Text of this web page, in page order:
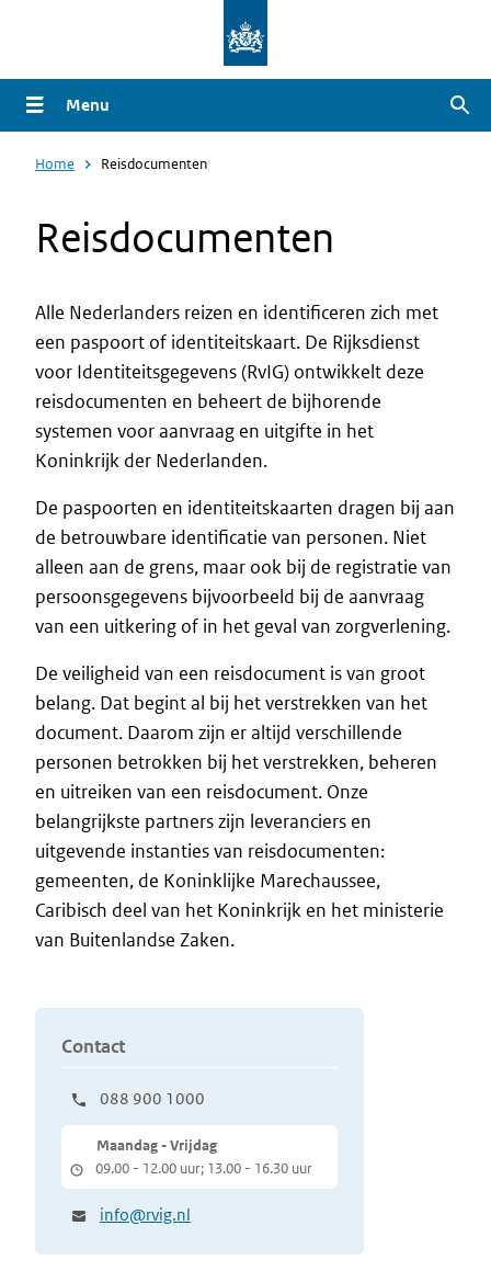
naar
de
gaan
Menu
Home Reisdocumenten
Reisdocumenten
Intro
Alle Nederlanders reizen en identificeren zich met
een paspoort of identiteitskaart. De Rijksdienst
voor Identiteitsgegevens (RvIG) ontwikkelt deze
reisdocumenten en beheert de bijhorende
systemen voor aanvraag en uitgifte in het
Koninkrijk der Nederlanden.
De paspoorten en identiteitskaarten dragen bij aan
de betrouwbare identificatie van personen. Niet
alleen aan de grens, maar ook bij de registratie van
persoonsgegevens bijvoorbeeld bij de aanvraag
van een uitkering of in het geval van zorgverlening.
De veiligheid van een reisdocument is van groot
belang. Dat begint al bij het verstrekken van het
document. Daarom zijn er altijd verschillende
personen betrokken bij het verstrekken, beheren
en uitreiken van een reisdocument. Onze
belangrijkste partners zijn leveranciers en
uitgevende instanties van reisdocumenten:
gemeenten, de Koninklijke Marechaussee,
Caribisch deel van het Koninkrijk en het ministerie
van Buitenlandse Zaken.
Contact
088 900 1000
Maandag - Vrijdag
09.00 - 12.00 uur; 13.00 - 16.30 uur
info@rvig.nl